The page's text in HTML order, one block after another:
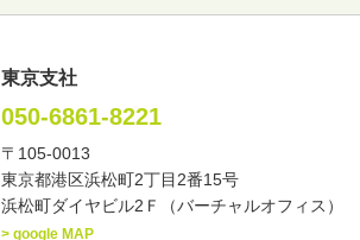
ィー
講談 モーションアクター
東京支社
050-6861-8221
〒105-0013
東京都港区浜松町2丁目2番15号
浜松町ダイヤビル2Ｆ（バーチャルオフィス）
> google MAP